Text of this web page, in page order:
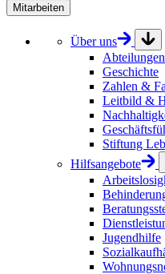
Mitarbeiten
Über uns
Abteilungen
Geschichte
Zahlen &
Leitbild &
Stiftung
Hilfsangebote
Jugendhilfe